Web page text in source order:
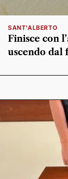
SANT'ALBERTO
Finisce con
uscendo dal